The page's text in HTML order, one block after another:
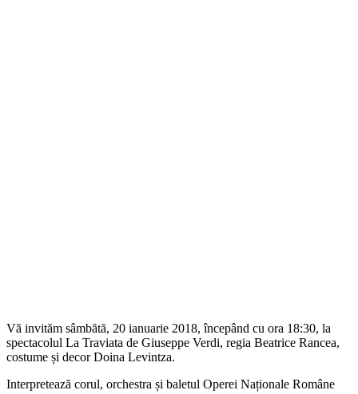
Vă invităm sâmbătă, 20 ianuarie 2018, începând cu ora 18:30, la
spectacolul La Traviata de Giuseppe Verdi, regia Beatrice Rancea,
costume și decor Doina Levintza.
Interpretează corul, orchestra și baletul Operei Naționale Române